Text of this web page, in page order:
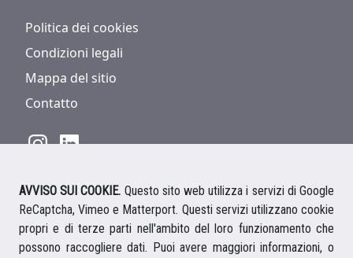
Politica dei cookies
Condizioni legali
Mappa del sitio
Contatto
928 816 293 / +34 661 578 297
Ihre deutsche Ansprechpartnerin
Your english speaking agent
AVVISO SUI COOKIE. Questo sito web utilizza i servizi di Google
ReCaptcha, Vimeo e Matterport. Questi servizi utilizzano cookie
propri e di terze parti nell'ambito del loro funzionamento che
possono raccogliere dati. Puoi avere maggiori informazioni, o